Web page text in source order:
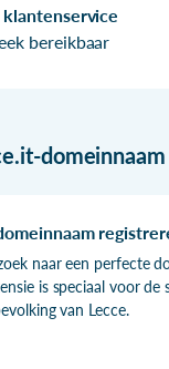
bereikbaar
domeinnaam
naar een perfecte
is speciaal voor
van Lecce.